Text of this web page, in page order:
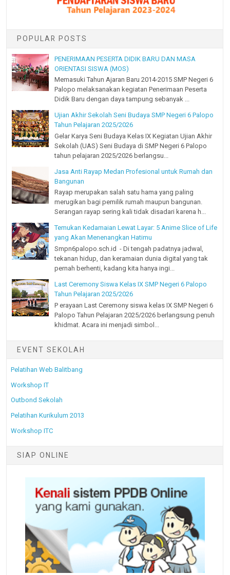
POPULAR POSTS
PENERIMAAN PESERTA DIDIK BARU DAN MASA
ORIENTASI SISWA (MOS)
Memasuki Tahun Ajaran Baru 2014-2015 SMP Negeri 6
Palopo melaksanakan kegiatan Penerimaan Peserta
Didik Baru dengan daya tampung sebanyak ...
Ujian Akhir Sekolah Seni Budaya SMP Negeri 6 Palopo
Tahun Pelajaran 2025/2026
Gelar Karya Seni Budaya Kelas IX Kegiatan Ujian Akhir
Sekolah (UAS) Seni Budaya di SMP Negeri 6 Palopo
tahun pelajaran 2025/2026 berlangsu...
Jasa Anti Rayap Medan Profesional untuk Rumah dan
Bangunan
Rayap merupakan salah satu hama yang paling
merugikan bagi pemilik rumah maupun bangunan.
Serangan rayap sering kali tidak disadari karena h...
Temukan Kedamaian Lewat Layar: 5 Anime Slice of Life
yang Akan Menenangkan Hatimu
Smpn6palopo.sch.id - Di tengah padatnya jadwal,
tekanan hidup, dan keramaian dunia digital yang tak
pernah berhenti, kadang kita hanya ingi...
Last Ceremony Siswa Kelas IX SMP Negeri 6 Palopo
Tahun Pelajaran 2025/2026
P erayaan Last Ceremony siswa kelas IX SMP Negeri 6
Palopo Tahun Pelajaran 2025/2026 berlangsung penuh
khidmat. Acara ini menjadi simbol...
EVENT SEKOLAH
Pelatihan Web Balitbang
Workshop IT
Outbond Sekolah
Pelatihan Kurikulum 2013
Workshop ITC
SIAP ONLINE